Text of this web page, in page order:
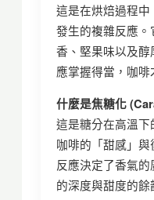
這是在烘焙過程
發生的複雜反應
香、堅果味以及
應掌握得當，咖啡
什麼是焦糖化
這是糖分在高溫
咖啡的「甜感」
反應決定了香氣
的深度與甜度的餘